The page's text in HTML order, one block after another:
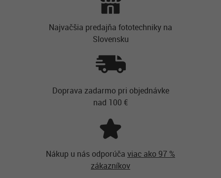
Najvačšia predajňa fototechniky na
Slovensku
Doprava zadarmo pri objednávke
nad 100 €
Nákup u nás odporúča viac ako 97 %
zákazníkov